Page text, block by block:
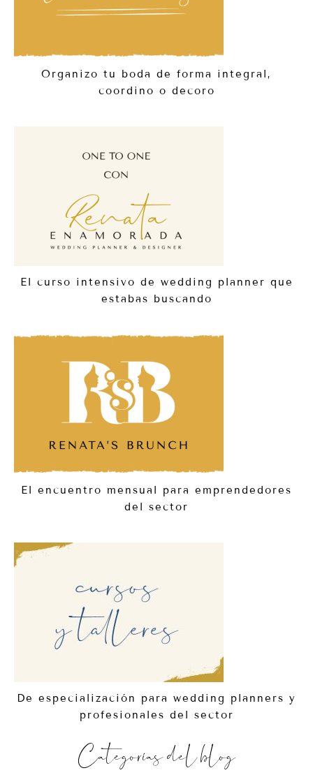
Organizo tu boda de forma integral,
coordino o decoro
El curso intensivo de wedding planner que
estabas buscando
El encuentro mensual para emprendedores
del sector
De especialización para wedding planners y
profesionales del sector
Categorías del blog